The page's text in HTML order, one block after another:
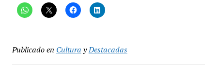
Publicado en Cultura yDestacadas